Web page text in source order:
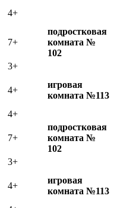
4+
7+
подростковая
комната №
102
3+
игровая
комната №113
4+
4+
7+
подростковая
комната №
102
3+
4+
игровая
комната №113